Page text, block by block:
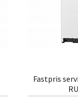
Fastpris